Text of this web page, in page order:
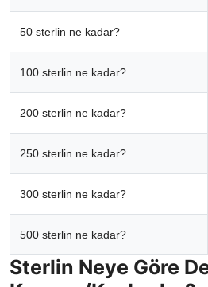
50 sterlin ne kadar?
100 sterlin ne kadar?
200 sterlin ne kadar?
250 sterlin ne kadar?
300 sterlin ne kadar?
500 sterlin ne kadar?
Sterlin Neye Göre